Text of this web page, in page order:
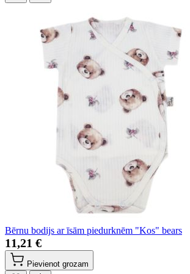
Bērnu bodijs ar īsām piedurknēm "Kos" bears
11,21 €
Pievienot grozam